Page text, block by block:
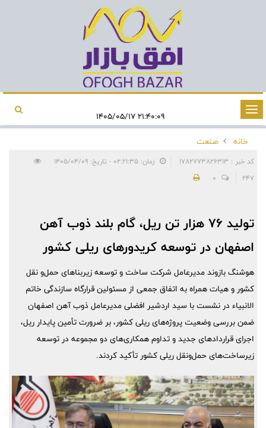
تغییر
وضعیت
ناوبری
خانه
صنعت
کد خبر : 1782773826313
زمان: ۰۲:۲۱:۳۵ - تاریخ: ۱۴۰۵/۰۴/۰۹
247
0
تولید 76 هزار تن ریل، گام بلند ذوب آهن
اصفهان در توسعه کریدورهای ریلی کشور
هوشنگ بازوند مدیرعامل شرکت ساخت و توسعه زیربناهای حمل‌و نقل
کشور و هیات همراه به اتفاق جمعی از مسئولین قرارگاه سازندگی خاتم
الانبیاء در نشست با سید اردشیر افضلی مدیرعامل ذوب آهن اصفهان
ضمن بررسی وضعیت پروژه‌های ریلی کشور، بر ضرورت تأمین پایدار ریل،
اجرای قراردادهای جدید و تداوم همکاری‌های دو مجموعه در توسعه
زیرساخت‌های حمل‌ونقل ریلی کشور تأکید کردند.